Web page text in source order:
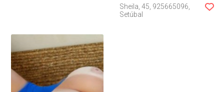
Sheila 45 925665096
Setúbal